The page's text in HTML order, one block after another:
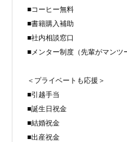
■コーヒー無料
■書籍購入補助
■社内相談窓口
■メンター制度（先輩がマンツ
＜プライベートも応援＞
■引越手当
■誕生日祝金
■結婚祝金
■出産祝金